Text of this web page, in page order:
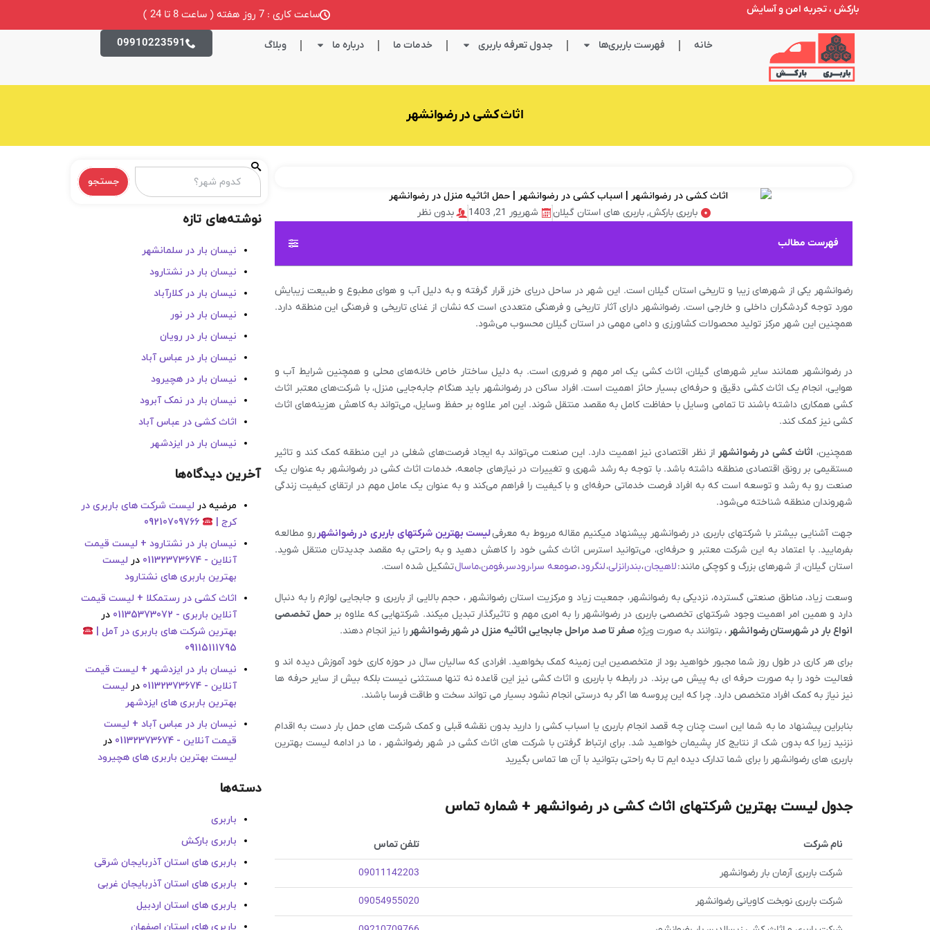
بارکش ، تجربه امن و آسایش ساعت کاری : 7 روز هفته ( ساعت 8 تا 24 )
خانه فهرست باربری‌ها جدول تعرفه باربری خدمات ما درباره ما وبلاگ 09910223591
اثاث کشی در رضوانشهر
باربری بارکش,باربری های استان گیلان شهریور 21, 1403 بدون نظر
فهرست مطالب
رضوانشهر یکی از شهرهای زیبا و تاریخی استان گیلان است. این شهر در ساحل دریای خزر قرار گرفته و به دلیل آب و هوای مطبوع و طبیعت زیبایش
مورد توجه گردشگران داخلی و خارجی است. رضوانشهر دارای آثار تاریخی و فرهنگی متعددی است که نشان از غنای تاریخی و فرهنگی این منطقه دارد.
همچنین این شهر مرکز تولید محصولات کشاورزی و دامی مهمی در استان گیلان محسوب می‌شود.
در رضوانشهر همانند سایر شهرهای گیلان، اثاث کشی یک امر مهم و ضروری است. به دلیل ساختار خاص خانه‌های محلی و همچنین شرایط آب و
هوایی، انجام یک اثاث کشی دقیق و حرفه‌ای بسیار حائز اهمیت است. افراد ساکن در رضوانشهر باید هنگام جابه‌جایی منزل، با شرکت‌های معتبر اثاث
کشی همکاری داشته باشند تا تمامی وسایل با حفاظت کامل به مقصد منتقل شوند. این امر علاوه بر حفظ وسایل، می‌تواند به کاهش هزینه‌های اثاث
کشی نیز کمک کند.
همچنین، اثاث کشی در رضوانشهر از نظر اقتصادی نیز اهمیت دارد. این صنعت می‌تواند به ایجاد فرصت‌های شغلی در این منطقه کمک کند و تاثیر
مستقیمی بر رونق اقتصادی منطقه داشته باشد. با توجه به رشد شهری و تغییرات در نیاز‌های جامعه، خدمات اثاث کشی در رضوانشهر به عنوان یک
صنعت رو به رشد و توسعه است که به افراد فرصت خدماتی حرفه‌ای و با کیفیت را فراهم می‌کند و به عنوان یک عامل مهم در ارتقای کیفیت زندگی
شهروندان منطقه شناخته می‌شود.
جهت آشنایی بیشتر با شرکتهای باربری در رضوانشهر پیشنهاد میکنیم مقاله مربوط به معرفیلیست بهترین شرکتهای باربری در رضوانشهر رو مطالعه
بفرمایید. با اعتماد به این شرکت معتبر و حرفه‌ای، می‌توانید استرس اثاث کشی خود را کاهش دهید و به راحتی به مقصد جدیدتان منتقل شوید.
استان گیلان، از شهرهای بزرگ و کوچکی مانند:لاهیجان،بندرانزلی،لنگرود،صومعه سرا،رودسر،فومن،ماسالتشکیل شده است.
وسعت زیاد، مناطق صنعتی گسترده، نزدیکی به رضوانشهر، جمعیت زیاد و مرکزیت استان رضوانشهر ، حجم بالایی از باربری و جابجایی لوازم را به دنبال
دارد و همین امر اهمیت وجود شرکتهای تخصصی باربری در رضوانشهر را به امری مهم و تاثیرگذار تبدیل میکند. شرکتهایی که علاوه برحمل تخصصی
انواع بار در شهرستان رضوانشهر ، بتوانند به صورت ویژه صفر تا صد مراحل جابجایی اثاثیه منزل در شهر رضوانشهر را نیز انجام دهند.
برای هر کاری در طول روز شما مجبور خواهید بود از متخصصین این زمینه کمک بخواهید. افرادی که سالیان سال در حوزه کاری خود آموزش دیده اند و
فعالیت خود را به صورت حرفه ای به پیش می برند. در رابطه با باربری و اثاث کشی نیز این قاعده نه تنها مستثنی نیست بلکه بیش از سایر حرفه ها
نیز نیاز به کمک افراد متخصص دارد. چرا که این پروسه ها اگر به درستی انجام نشود بسیار می تواند سخت و طاقت فرسا باشند.
بنابراین پیشنهاد ما به شما این است چنان چه قصد انجام باربری یا اسباب کشی را دارید بدون نقشه قبلی و کمک شرکت های حمل بار دست به اقدام
نزنید زیرا که بدون شک از نتایج کار پشیمان خواهید شد. برای ارتباط گرفتن با شرکت های اثاث کشی در شهر رضوانشهر ، ما در ادامه لیست بهترین
باربری های رضوانشهر را برای شما تدارک دیده ایم تا به راحتی بتوانید با آن ها تماس بگیرید
جدول لیست بهترین شرکتهای اثاث کشی در رضوانشهر + شماره تماس
نام شرکت تلفن تماس
شرکت باربری آرمان بار رضوانشهر 09011142203
شرکت باربری نوبخت کاویانی رضوانشهر 09054955020
جستجو
نوشته‌های تازه
نیسان بار در سلمانشهر
نیسان بار در نشتارود
نیسان بار در کلارآباد
نیسان بار در نور
نیسان بار در رویان
نیسان بار در عباس آباد
نیسان بار در هچیرود
نیسان بار در نمک آبرود
اثاث کشی در عباس آباد
نیسان بار در ایزدشهر
آخرین دیدگاه‌ها
مرضیه در لیست شرکت های باربری در
کرج |
نیسان بار در نشتارود + لیست قیمت
آنلاین - 01132373674
در لیست
بهترین باربری های نشتارود
اثاث کشی در رستمکلا + لیست قیمت
آنلاین باربری - 01135373072
در
بهترین شرکت های باربری در آمل |
09115111795
نیسان بار در ایزدشهر + لیست قیمت
آنلاین - 01132373674
در لیست
بهترین باربری های ایزدشهر
نیسان بار در عباس آباد + لیست
قیمت آنلاین - 01132373674
در
لیست بهترین باربری های هچیرود
دسته‌ها
باربری
باربری بارکش
باربری های استان آذربایجان شرقی
باربری های استان آذربایجان غربی
باربری های استان اردبیل
باربری های استان اصفهان